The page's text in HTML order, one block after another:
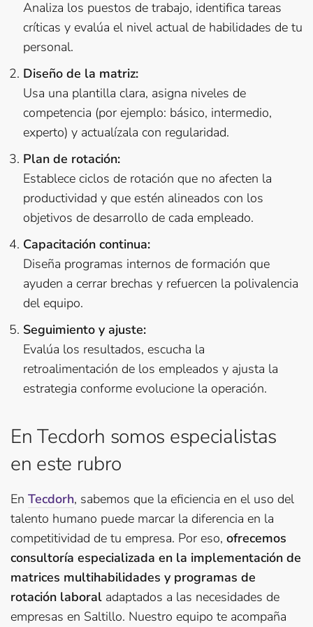
Analiza los puestos de trabajo, identifica tareas
críticas y evalúa el nivel actual de habilidades de tu
personal.
Diseño de la matriz:
Usa una plantilla clara, asigna niveles de
competencia (por ejemplo: básico, intermedio,
experto) y actualízala con regularidad.
Plan de rotación:
Establece ciclos de rotación que no afecten la
productividad y que estén alineados con los
objetivos de desarrollo de cada empleado.
Capacitación continua:
Diseña programas internos de formación que
ayuden a cerrar brechas y refuercen la polivalencia
del equipo.
Seguimiento y ajuste:
Evalúa los resultados, escucha la
retroalimentación de los empleados y ajusta la
estrategia conforme evolucione la operación.
En Tecdorh somos especialistas
en este rubro
En Tecdorh, sabemos que la eficiencia en el uso del
talento humano puede marcar la diferencia en la
competitividad de tu empresa. Por eso, ofrecemos
consultoría especializada en la implementación de
matrices multihabilidades y programas de
rotación laboral adaptados a las necesidades de
empresas en Saltillo. Nuestro equipo te acompaña